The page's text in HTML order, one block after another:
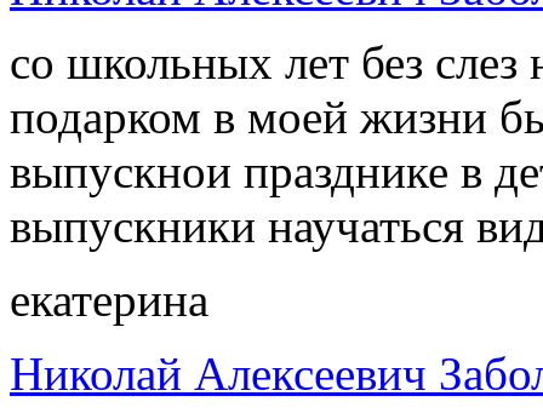
со школьных лет без
подарком в моей жизни
выпускнои празднике в
выпускники научаться
екатерина
Николай Алексеевич